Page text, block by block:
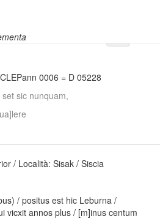
textsce/CE|appe|0398
CLEPann 0006 = D 05228
sic nunquam,
/ Località: Sisak / Siscia
/ positus est hic Leburna /
vicxit annos plus / [m]inus centum